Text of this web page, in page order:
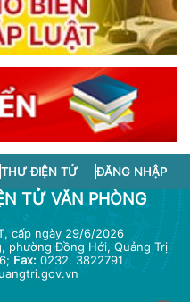
THƯ ĐIỆN TỬ ĐĂNG NHẬP
TỬ VĂN PHÒNG
cấp ngày 29/6/2026
phường Đồng Hới, Quảng Trị
Fax: 0232. 3822791